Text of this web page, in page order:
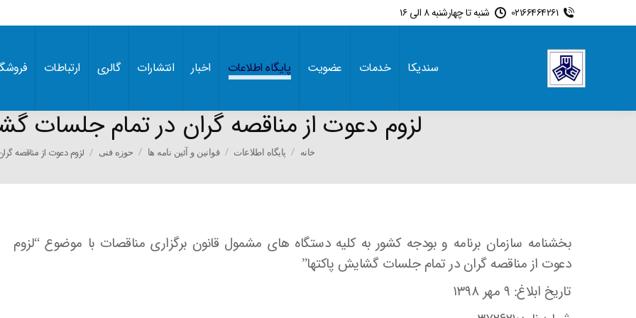
02166464261 شنبه تا چهارشنبه 8 الی 16
سندیکا خدمات عضویت پایگاه اطلاعات اخبار انتشارات گالری ارتباطات
لزوم دعوت از مناقصه گران در تمام جلسات
You are here:
خانه پایگاه اطلاعات قوانین و آئین نامه ها حوزه فنی لزوم دعوت از مناقصه
بخشنامه سازمان برنامه و بودجه کشور به کلیه دستگاه های مشمول قانون برگزاری مناقصات با موضوع “لزوم
دعوت از مناقصه گران در تمام جلسات گشایش پاکتها”
تاریخ ابلاغ: ۹ مهر ۱۳۹۸